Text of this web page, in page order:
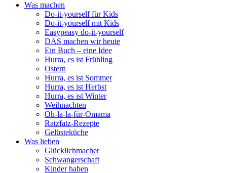
Was machen
Do-it-yourself für Kids
Do-it-yourself mit Kids
Easypeasy do-it-yourself
DAS machen wir heute
Ein Buch – eine Idee
Hurra, es ist Frühling
Ostern
Hurra, es ist Sommer
Hurra, es ist Herbst
Hurra, es ist Winter
Weihnachten
Oh-la-la-für-Omama
Ratzfatz-Rezepte
Gelüsteküche
Was lieben
Glücklichmacher
Schwangerschaft
Kinder haben